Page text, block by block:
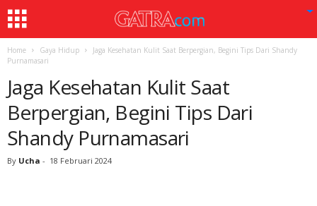
Home Gaya Hidup
Jaga Kesehatan Kulit Saat Berpergian, Begini Tips Dari Shandy
Purnamasari
Jaga Kesehatan Kulit Saat
Berpergian, Begini Tips Dari
Shandy Purnamasari
By Ucha - 18 Februari 2024